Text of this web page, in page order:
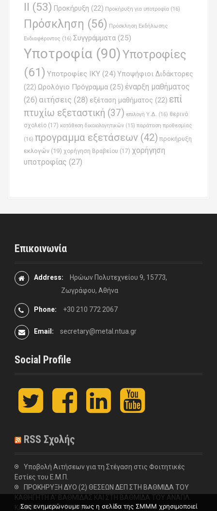
ΙΙ (53) Προκήρυξη (22) Προκήρυξη για υποτροφία (16)
Πρόσκληση (56) Πρόσκληση Εκδήλωσης
Ενδιαφέροντος (16) Συγγράμματα (25)
Υποτροφία (90)Υποτροφίες
(61) Υποτροφίες ΙΚΥ (24) Υποψήφιοι Διδάκτορες
(22) Ωρολόγιο Πρόγραμμα (25) έναρξη μαθήματος
(26) αιτήσεις (28) εξέταση μαθήματος (22) επί
πτυχίω εξεταστική (37) επιλογή Υ.Δ. (16) θερινό
σχολείο (17) κατάθεση δικαιολογητικών (15) παράταση προθεσμίας
(16) προγραμμα εξετάσεων (42) προκήρυξη
εκλογών (19) χορήγηση Βραβείου (17) χορήγηση
υποτροφίας (27)
Επικοινωνία
Address:
Ηρώων Πολυτεχνείου 9, 15773,
Ζωγράφου, Αθήνα
Phone: +30 210 772 2067
Email: secretary@metal.ntua.gr
Social Profile
t
i
e
r
F
c
o
L
n
I
y
u
e
RSS Σχολής
Υποβολή Αιτήσεων για τη Στέγαση στις Φοιτητικές
Εστίες του Ε.Μ.Π.
ΠΡΟΚΗΡΥΞΗ ΔΥΟ (2) ΘΕΣΕΩΝ ΔΕΠ ΣΤΗ ΒΑΘΜΙΔΑ ΤΟΥ
ΚΑΘΗΓΗΤΗ Α’ ΒΑΘΜΙΔΑΣ ΚΑΙ ΣΤΗ ΒΑΘΜΙΔΑ ΤΟΥ ΑΝΑΠΛ.
ΚΑΘΗΓΗΤΗ ΣΤΗ ΣΧΟΛΗ
Σας ενημερώνουμε πως η σελίδα της ΣΜΜΜ χρησιμοποιεί